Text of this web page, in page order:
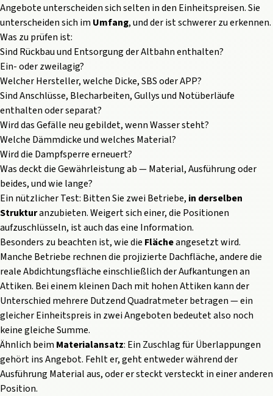
Angebote unterscheiden sich selten in den Einheitspreisen. Sie
unterscheiden sich im Umfang, und der ist schwerer zu erkennen.
Was zu prüfen ist:
Sind Rückbau und Entsorgung der Altbahn enthalten?
Ein- oder zweilagig?
Welcher Hersteller, welche Dicke, SBS oder APP?
Sind Anschlüsse, Blecharbeiten, Gullys und Notüberläufe
enthalten oder separat?
Wird das Gefälle neu gebildet, wenn Wasser steht?
Welche Dämmdicke und welches Material?
Wird die Dampfsperre erneuert?
Was deckt die Gewährleistung ab — Material, Ausführung oder
beides, und wie lange?
Ein nützlicher Test: Bitten Sie zwei Betriebe, in derselben
Strukturanzubieten. Weigert sich einer, die Positionen
aufzuschlüsseln, ist auch das eine Information.
Besonders zu beachten ist, wie die Flächeangesetzt wird.
Manche Betriebe rechnen die projizierte Dachfläche, andere die
reale Abdichtungsfläche einschließlich der Aufkantungen an
Attiken. Bei einem kleinen Dach mit hohen Attiken kann der
Unterschied mehrere Dutzend Quadratmeter betragen — ein
gleicher Einheitspreis in zwei Angeboten bedeutet also noch
keine gleiche Summe.
Ähnlich beim Materialansatz: Ein Zuschlag für Überlappungen
gehört ins Angebot. Fehlt er, geht entweder während der
Ausführung Material aus, oder er steckt versteckt in einer anderen
Position.